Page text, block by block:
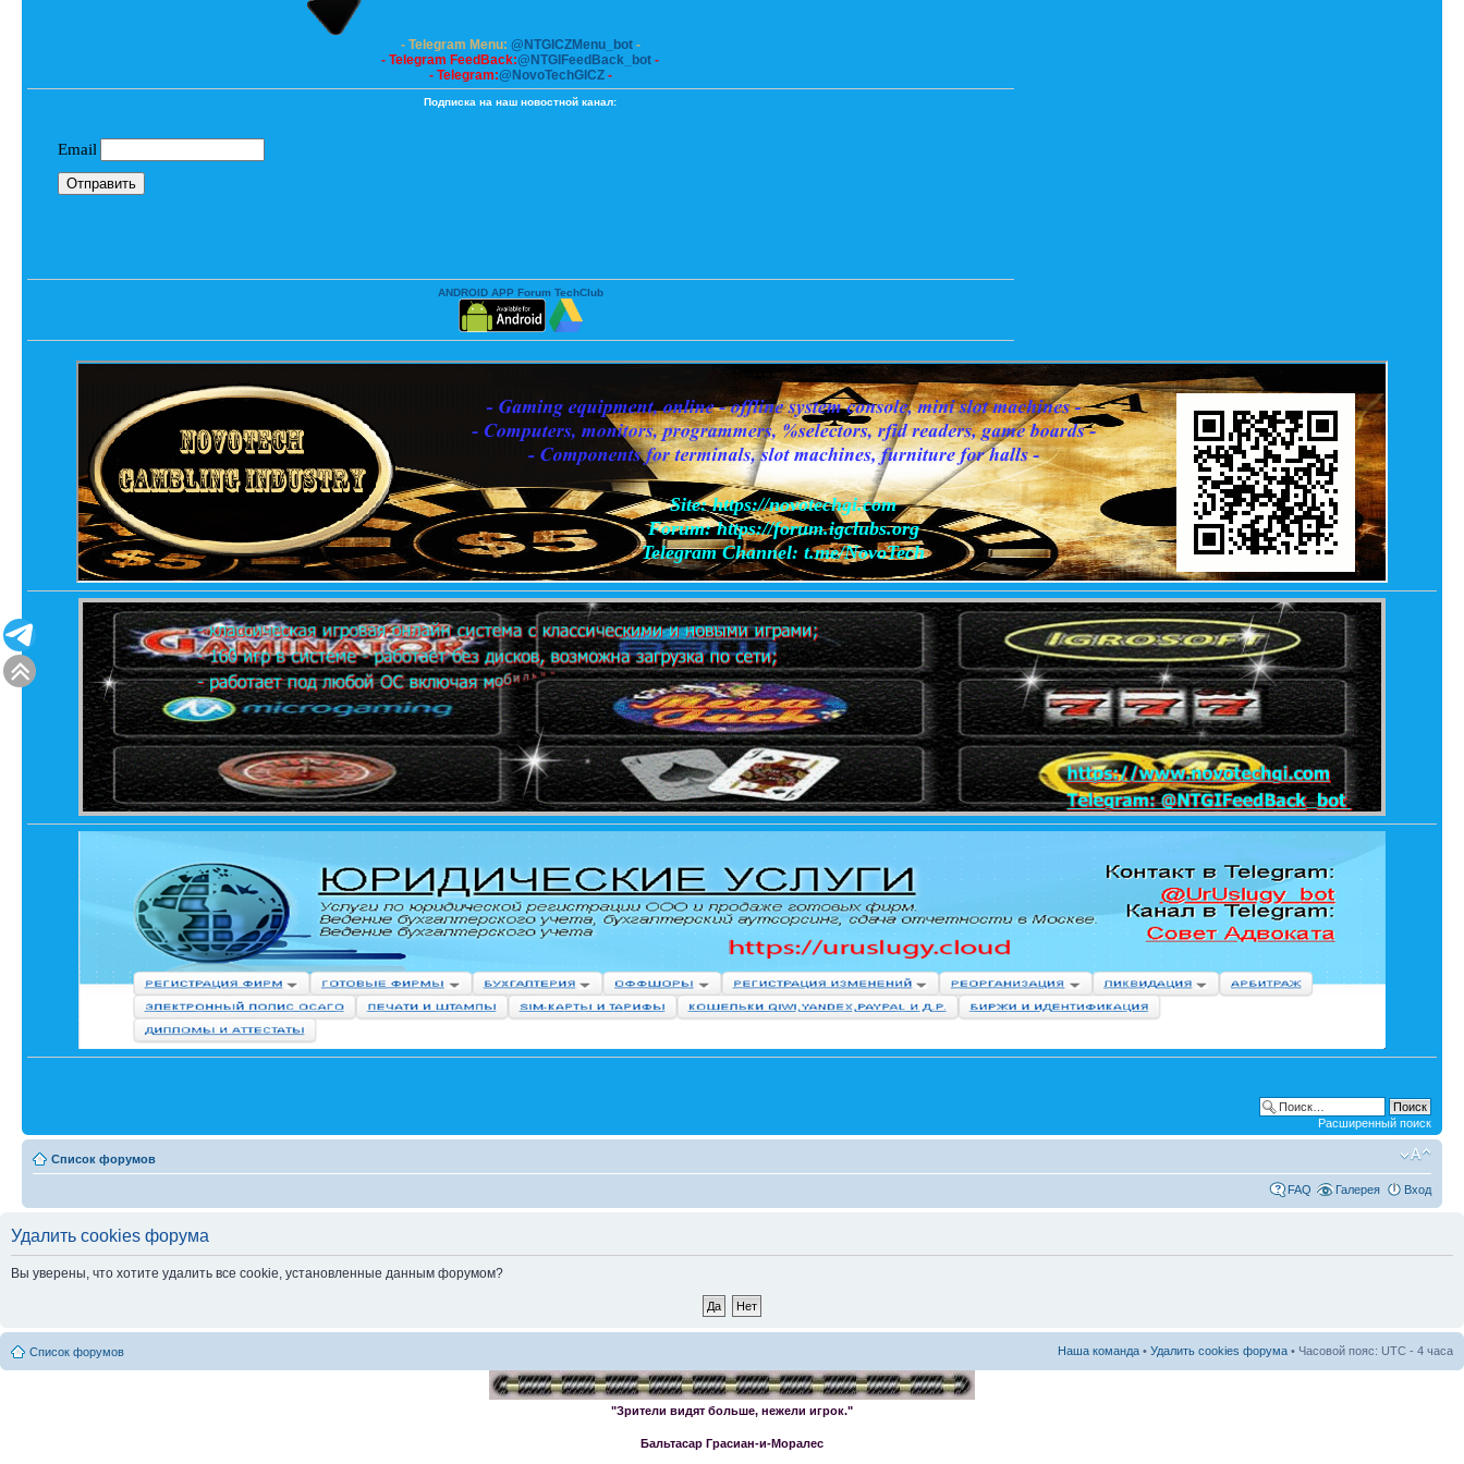
- Telegram Menu: @NTGICZMenu_bot-
- Telegram FeedBack:@NTGIFeedBack_bot -
- Telegram:@NovoTechGICZ-
Подписка на наш новостной канал:
ANDROID APP Forum TechClub
Расширенный поиск
Список форумов
FAQ Галерея Вход
Удалить cookies форума
Вы уверены, что хотите удалить все cookie, установленные данным форумом?
Список форумов Наша команда • Удалить cookies форума • Часовой пояс: UTC - 4 часа
"Зрители видят больше, нежели игрок."
Бальтасар Грасиан-и-Моралес